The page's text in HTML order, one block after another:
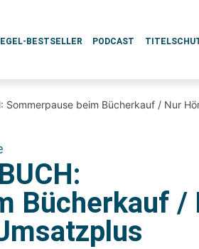
BESTSELLER PODCAST
Sommerpause beim Bücherkauf / Nur
Bücherkauf /